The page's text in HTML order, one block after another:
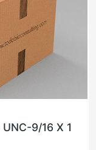
UNC-9/16 X 1